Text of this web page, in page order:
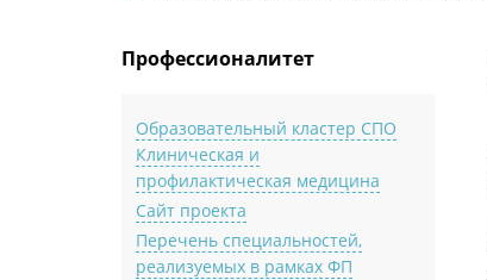
Профессионалитет
Образовательный кластер СПО
Клиническая и
профилактическая медицина
Сайт проекта
Перечень специальностей,
реализуемых в рамках ФП